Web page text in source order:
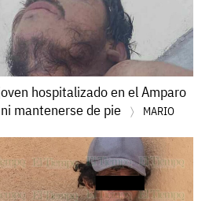
hospitalizado en el Amparo
mantenerse de pie
MARIO